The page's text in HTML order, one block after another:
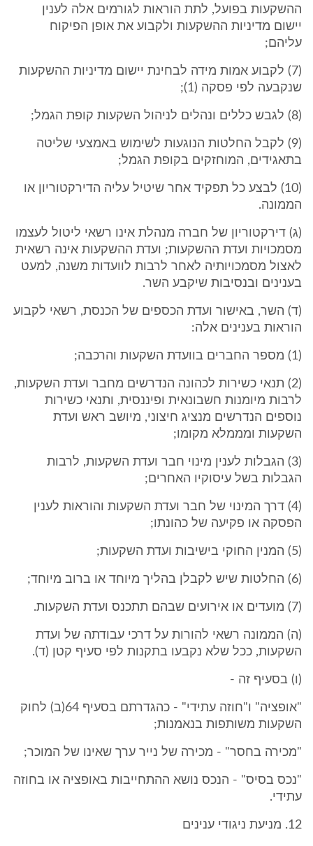
ההשקעות בפועל, לתת הוראות לגורמים אלה לענין
יישום מדיניות ההשקעות ולקבוע את אופן הפיקוח
עליהם;
(7) לקבוע אמות מידה לבחינת יישום מדיניות ההשקעות
שנקבעה לפי פסקה (1);
(8) לגבש כללים ונהלים לניהול השקעות קופת הגמל;
(9) לקבל החלטות הנוגעות לשימוש באמצעי שליטה
בתאגידים, המוחזקים בקופת הגמל;
(10) לבצע כל תפקיד אחר שיטיל עליה הדירקטוריון או
הממונה.
(ג) דירקטוריון של חברה מנהלת אינו רשאי ליטול לעצמו
מסמכויות ועדת ההשקעות; ועדת ההשקעות אינה רשאית
לאצול מסמכויותיה לאחר לרבות לוועדות משנה, למעט
בענינים ובנסיבות שיקבע השר.
(ד) השר, באישור ועדת הכספים של הכנסת, רשאי לקבוע
הוראות בענינים אלה:
(1) מספר החברים בוועדת השקעות והרכבה;
(2) תנאי כשירות לכהונה הנדרשים מחבר ועדת השקעות,
לרבות מיומנות חשבונאית ופיננסית, ותנאי כשירות
נוספים הנדרשים מנציג חיצוני, מיושב ראש ועדת
השקעות ומממלא מקומו;
(3) הגבלות לענין מינוי חבר ועדת השקעות, לרבות
הגבלות בשל עיסוקיו האחרים;
(4) דרך המינוי של חבר ועדת השקעות והוראות לענין
הפסקה או פקיעה של כהונתו;
(5) המנין החוקי בישיבות ועדת השקעות;
(6) החלטות שיש לקבלן בהליך מיוחד או ברוב מיוחד;
(7) מועדים או אירועים שבהם תתכנס ועדת השקעות.
(ה) הממונה רשאי להורות על דרכי עבודתה של ועדת
השקעות, ככל שלא נקבעו בתקנות לפי סעיף קטן (ד).
(ו) בסעיף זה -
"אופציה" ו"חוזה עתידי" - כהגדרתם בסעיף 64(ב) לחוק
השקעות משותפות בנאמנות;
"מכירה בחסר" - מכירה של נייר ערך שאינו של המוכר;
"נכס בסיס" - הנכס נושא ההתחייבות באופציה או בחוזה
עתידי.
12. מניעת ניגודי ענינים